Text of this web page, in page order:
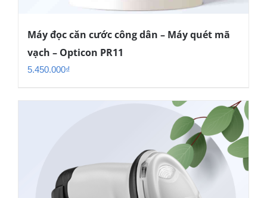
Máy đọc căn cước công dân – Máy quét mã
vạch – Opticon PR11
5.450.000₫